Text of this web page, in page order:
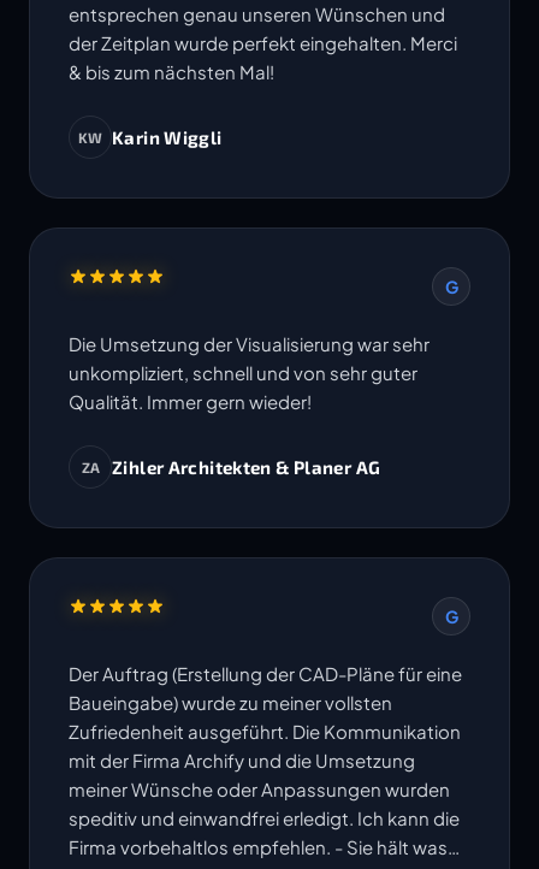
entsprechen genau unseren Wünschen und
der Zeitplan wurde perfekt eingehalten. Merci
& bis zum nächsten Mal!
KW Karin Wiggli
G
Die Umsetzung der Visualisierung war sehr
unkompliziert, schnell und von sehr guter
Qualität. Immer gern wieder!
ZA Zihler Architekten & Planer AG
G
Der Auftrag (Erstellung der CAD-Pläne für eine
Baueingabe) wurde zu meiner vollsten
Zufriedenheit ausgeführt. Die Kommunikation
mit der Firma Archify und die Umsetzung
meiner Wünsche oder Anpassungen wurden
speditiv und einwandfrei erledigt. Ich kann die
Firma vorbehaltlos empfehlen. - Sie hält was